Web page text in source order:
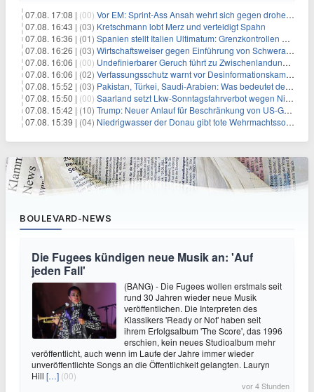
07.08. 17:08 | (00) Vor EM: Sprint-Ass Ansah wehrt sich gegen drohende Sperre
07.08. 16:43 | (03) Kretschmann lobt Merz und verteidigt Spahn
07.08. 16:36 | (01) Spanien stellt Italien Ultimatum: Grenzkontrollen beenden
07.08. 16:26 | (03) Wirtschaftsweiser gegen Einführung von Schwerarbeiter-Rente
07.08. 16:06 | (00) Undefinierbarer Geruch führt zu Zwischenlandung von Flieger
07.08. 16:06 | (02) Verfassungsschutz warnt vor Desinformationskampagne gegen Merz
07.08. 15:52 | (03) Pakistan, Türkei, Saudi-Arabien: Was bedeutet der neue Pakt?
07.08. 15:50 | (00) Saarland setzt Lkw-Sonntagsfahrverbot wegen Niedrigwasser aus
07.08. 15:42 | (10) Trump: Neuer Anlauf für Beschränkung von US-Geburtsrecht
07.08. 15:39 | (04) Niedrigwasser der Donau gibt tote Wehrmachtssoldaten frei
BOULEVARD-NEWS
Die Fugees kündigen neue Musik an: 'Auf
jeden Fall'
(BANG) - Die Fugees wollen erstmals seit
rund 30 Jahren wieder neue Musik
veröffentlichen. Die Interpreten des
Klassikers 'Ready or Not' haben seit
ihrem Erfolgsalbum 'The Score', das 1996
erschien, kein neues Studioalbum mehr
veröffentlicht, auch wenn im Laufe der Jahre immer wieder
unveröffentlichte Songs an die Öffentlichkeit gelangten. Lauryn
Hill […] (00)
vor 4 Stunden